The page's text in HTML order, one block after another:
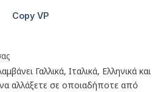
Γαλλικά, Ιταλικά, Ελληνικά και
αλλάξετε σε οποιαδήποτε από